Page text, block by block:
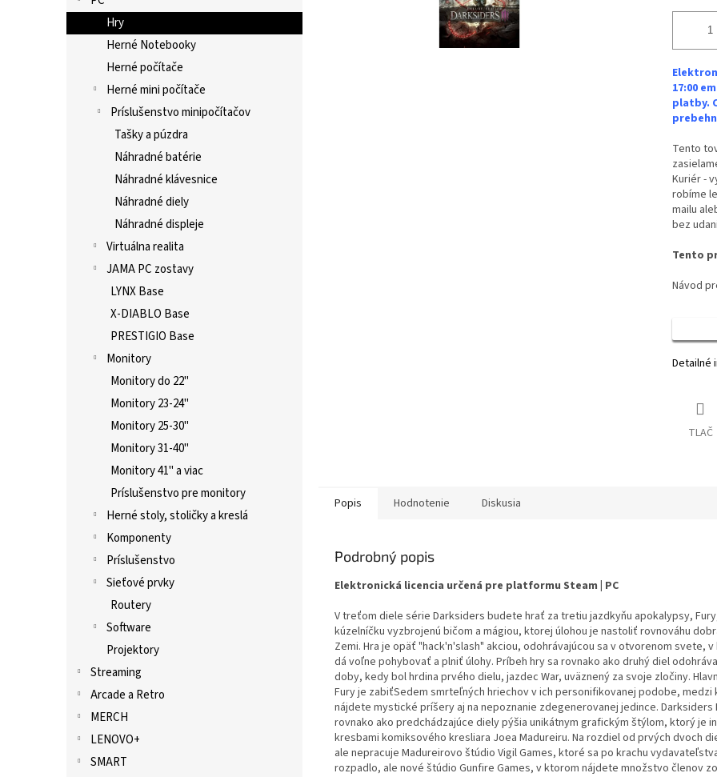
Hry
Herné Notebooky
Herné počítače
Herné mini počítače
Príslušenstvo minipočítačov
Tašky a púzdra
Náhradné batérie
Náhradné klávesnice
Náhradné diely
Náhradné displeje
Virtuálna realita
JAMA PC zostavy
LYNX Base
X-DIABLO Base
PRESTIGIO Base
Monitory
Monitory do 22"
Monitory 23-24"
Monitory 25-30"
Monitory 31-40"
Monitory 41" a viac
Príslušenstvo pre monitory
Herné stoly, stoličky a kreslá
Komponenty
Príslušenstvo
Sieťové prvky
Routery
Software
Projektory
Streaming
Arcade a Retro
MERCH
LENOVO+
SMART
17:00
platby.
Tento
Kuriér -
robíme
mailu
bez
Tento
Návod
Detailné
TLAČ
Popis Hodnotenie Diskusia
Podrobný popis
Elektronická licencia určená pre platformu Steam | PC
V treťom diele série Darksiders budete hrať za tretiu jazdkyňu apokalypsy,
kúzelníčku vyzbrojenú bičom a mágiou, ktorej úlohou je nastoliť rovnováhu
Zemi. Hra je opäť "hack'n'slash" akciou, odohrávajúcou sa v otvorenom svete,
dá voľne pohybovať a plniť úlohy. Príbeh hry sa rovnako ako druhý diel
doby, kedy bol hrdina prvého dielu, jazdec War, uväznený za svoje zločiny.
Fury je zabiťSedem smrteľných hriechov v ich personifikovanej podobe, medzi
nájdete mystické príšery aj na nepoznanie zdegenerovanej jedince. Darksiders
rovnako ako predchádzajúce diely pýšia unikátnym grafickým štýlom, ktorý je
kresbami komiksového kresliara Joea Madureiru. Na rozdiel od prvých dvoch
ale nepracuje Madureirovo štúdio Vigil Games, ktoré sa po krachu
rozpadlo, ale nové štúdio Gunfire Games, v ktorom nájdete množstvo členov zo